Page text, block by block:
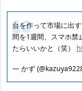
台を作って市場に出
間を1週間、スマホ禁
たらいいかと（笑）
— かず